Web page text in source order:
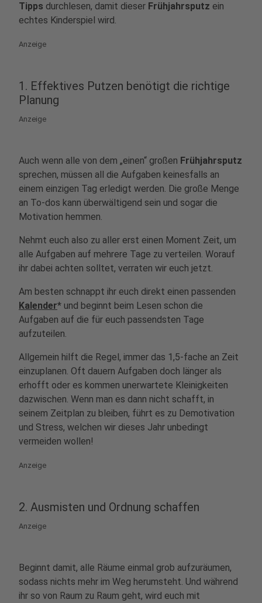
Tipps durchlesen, damit dieser Frühjahrsputz ein
echtes Kinderspiel wird.
Anzeige
1. Effektives Putzen benötigt die richtige
Planung
Anzeige
Auch wenn alle von dem „einen“ großen Frühjahrsputz
sprechen, müssen all die Aufgaben keinesfalls an
einem einzigen Tag erledigt werden. Die große Menge
an To-dos kann überwältigend sein und sogar die
Motivation hemmen.
Nehmt euch also zu aller erst einen Moment Zeit, um
alle Aufgaben auf mehrere Tage zu verteilen. Worauf
ihr dabei achten solltet, verraten wir euch jetzt.
Am besten schnappt ihr euch direkt einen passenden
Kalender* und beginnt beim Lesen schon die
Aufgaben auf die für euch passendsten Tage
aufzuteilen.
Allgemein hilft die Regel, immer das 1,5-fache an Zeit
einzuplanen. Oft dauern Aufgaben doch länger als
erhofft oder es kommen unerwartete Kleinigkeiten
dazwischen. Wenn man es dann nicht schafft, in
seinem Zeitplan zu bleiben, führt es zu Demotivation
und Stress, welchen wir dieses Jahr unbedingt
vermeiden wollen!
Anzeige
2. Ausmisten und Ordnung schaffen
Anzeige
Beginnt damit, alle Räume einmal grob aufzuräumen,
sodass nichts mehr im Weg herumsteht. Und während
ihr so von Raum zu Raum geht, wird euch mit